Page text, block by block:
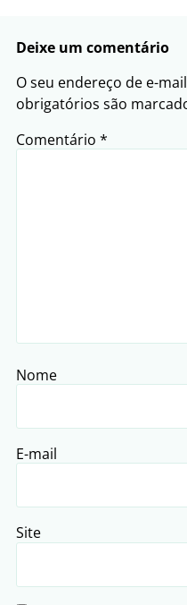
Deixe um comentário
O seu endereço de e-
obrigatórios são
Comentário *
Nome
E-mail
Site